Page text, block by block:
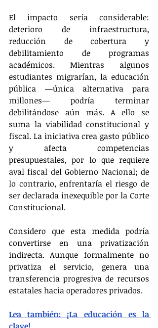
El impacto sería considerable:
deterioro de infraestructura,
reducción de cobertura y
debilitamiento de programas
académicos. Mientras algunos
estudiantes migrarían, la educación
pública —única alternativa para
millones— podría terminar
debilitándose aún más. A ello se
suma la viabilidad constitucional y
fiscal. La iniciativa crea gasto público
y afecta competencias
presupuestales, por lo que requiere
aval fiscal del Gobierno Nacional; de
lo contrario, enfrentaría el riesgo de
ser declarada inexequible por la Corte
Constitucional.
Considero que esta medida podría
convertirse en una privatización
indirecta. Aunque formalmente no
privatiza el servicio, genera una
transferencia progresiva de recursos
estatales hacia operadores privados.
Lea también: ¡La educación es la